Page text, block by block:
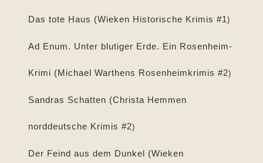
Das tote Haus (Wieken Historische Krimis #1)
Ad Enum. Unter blutiger Erde. Ein Rosenheim-
Krimi (Michael Warthens Rosenheimkrimis #2)
Sandras Schatten (Christa Hemmen
norddeutsche Krimis #2)
Der Feind aus dem Dunkel (Wieken